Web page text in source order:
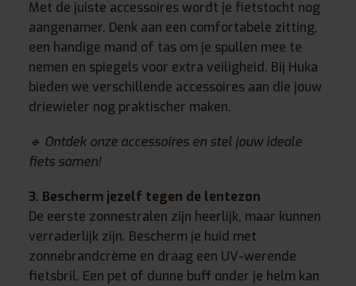
Met de juiste accessoires wordt je fietstocht nog
aangenamer. Denk aan een comfortabele zitting,
een handige mand of tas om je spullen mee te
nemen en spiegels voor extra veiligheid. Bij Huka
bieden we verschillende accessoires aan die jouw
driewieler nog praktischer maken.
🔹 Ontdek onze accessoires en stel jouw ideale
fiets samen!
3. Bescherm jezelf tegen de lentezon
De eerste zonnestralen zijn heerlijk, maar kunnen
verraderlijk zijn. Bescherm je huid met
zonnebrandcrème en draag een UV-werende
fietsbril. Een pet of dunne buff onder je helm kan